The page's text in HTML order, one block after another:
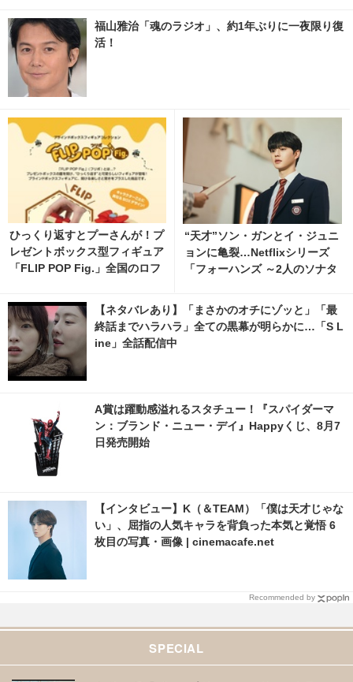
福山雅治「魂のラジオ」、約1年ぶりに一夜限り復
活！
ひっくり返すとプーさんが！プ
レゼントボックス型フィギュア
「FLIP POP Fig.」全国のロフ
の写真・画像 | cinemacafe.ne
t
“天才”ソン・ガンとイ・ジュニ
ョンに亀裂…Netflixシリーズ
「フォーハンズ ～2人のソナタ
真・画像 | cinemacafe.net
【ネタバレあり】「まさかのオチにゾッと」「最
終話までハラハラ」全ての黒幕が明らかに…「S L
ine」全話配信中
A賞は躍動感溢れるスタチュー！『スパイダーマ
ン：ブランド・ニュー・デイ』Happyくじ、8月7
日発売開始
【インタビュー】K（＆TEAM）「僕は天才じゃな
い」、屈指の人気キャラを背負った本気と覚悟 6
枚目の写真・画像 | cinemacafe.net
Recommended by
SPECIAL